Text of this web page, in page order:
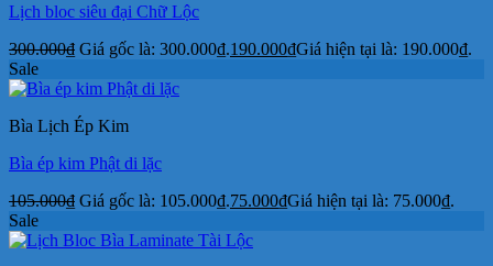
Lịch bloc siêu đại Chữ Lộc
300.000₫ Giá gốc là: 300.000₫.190.000₫Giá hiện tại là: 190.000₫.
Sale
Bìa Lịch Ép Kim
Bìa ép kim Phật di lặc
105.000₫ Giá gốc là: 105.000₫.75.000₫Giá hiện tại là: 75.000₫.
Sale